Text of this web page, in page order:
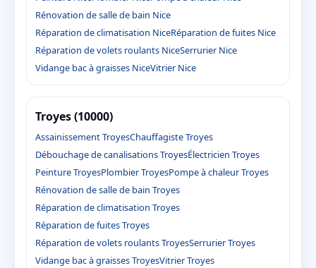
Rénovation de salle de bain Nice
Réparation de climatisation NiceRéparation de fuites Nice
Réparation de volets roulants NiceSerrurier Nice
Vidange bac à graisses NiceVitrier Nice
Troyes (10000)
Assainissement TroyesChauffagiste Troyes
Débouchage de canalisations TroyesÉlectricien Troyes
Peinture TroyesPlombier TroyesPompe à chaleur Troyes
Rénovation de salle de bain Troyes
Réparation de climatisation Troyes
Réparation de fuites Troyes
Réparation de volets roulants TroyesSerrurier Troyes
Vidange bac à graisses TroyesVitrier Troyes